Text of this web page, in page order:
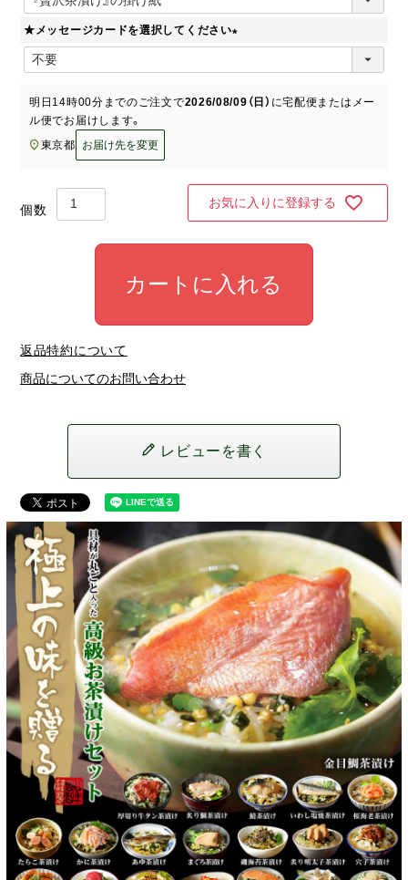
必
須
)
★メッセージカードを選択してください
必
)
明日 14時00分 までのご注文で2026/08/09（日） に宅配便またはメー
ル便でお届けします。
東京都
お届け先を変更
お気に入りに登録する
カートに入れる
返品特約について
商品についてのお問い合わせ
レビューを書く